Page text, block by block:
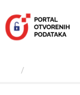
sadržaj